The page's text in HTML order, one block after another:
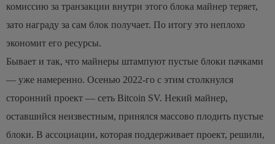
комиссию за транзакции внутри этого блока майнер теряет,
зато награду за сам блок получает. По итогу это неплохо
экономит его ресурсы.
Бывает и так, что майнеры штампуют пустые блоки пачками
— уже намеренно. Осенью 2022-го с этим столкнулся
сторонний проект — сеть Bitcoin SV. Некий майнер,
оставшийся неизвестным, принялся массово плодить пустые
блоки. В ассоциации, которая поддерживает проект, решили,